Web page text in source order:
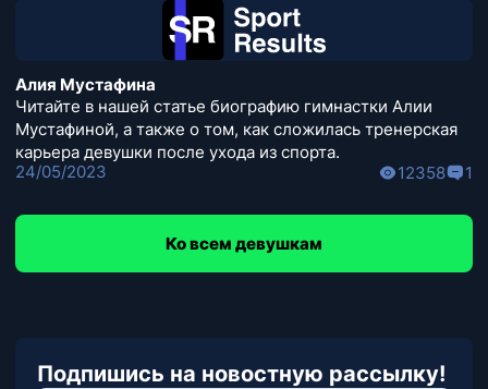
Алия Мустафина
Читайте в нашей статье биографию гимнастки Алии
Мустафиной, а также о том, как сложилась тренерская
карьера девушки после ухода из спорта.
24/05/2023
12358 1
Ко всем девушкам
Подпишись на новостную рассылку!